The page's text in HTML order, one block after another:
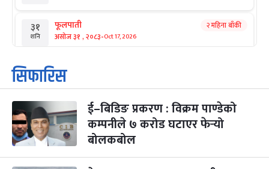
३१
शनि
फूलपाती
असोज ३१ , २०८३-Oct 17, 2026
२ महिना बाँकी
१
आइत
कार्तिक सङ्क्रान्ति
कार्तिक १, २०८३
३
मंगल
महानवमी
कार्तिक ३, २०८३-Oct 20, 2026
२ महिना बाँकी
४
सिफारिस
ई–बिडिङ प्रकरण : विक्रम पाण्डेको
कम्पनीले ७ करोड घटाएर फेर्‍यो
बोलकबोल